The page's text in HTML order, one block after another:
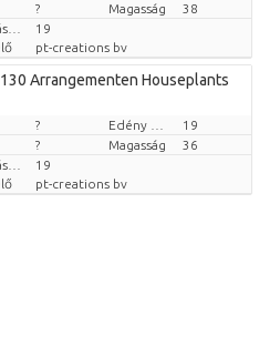
? Magasság
38
Szállítási magasság
19
pt-creations bv
Arrangementen Houseplants
ár ?
19
? Magasság
36
Szállítási magasság
19
pt-creations bv